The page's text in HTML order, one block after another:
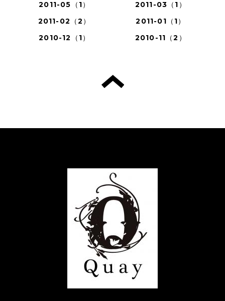
2011-05（1）
2011-03（1）
2011-02（2）
2011-01（1）
2010-12（1）
2010-11（2）